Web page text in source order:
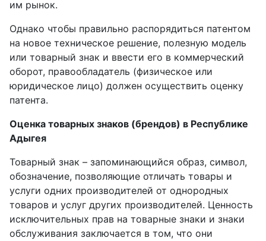
им рынок.
Однако чтобы правильно распорядиться патентом
на новое техническое решение, полезную модель
или товарный знак и ввести его в коммерческий
оборот, правообладатель (физическое или
юридическое лицо) должен осуществить оценку
патента.
Оценка товарных знаков (брендов) в Республике
Адыгея
Товарный знак – запоминающийся образ, символ,
обозначение, позволяющие отличать товары и
услуги одних производителей от однородных
товаров и услуг других производителей. Ценность
исключительных прав на товарные знаки и знаки
обслуживания заключается в том, что они